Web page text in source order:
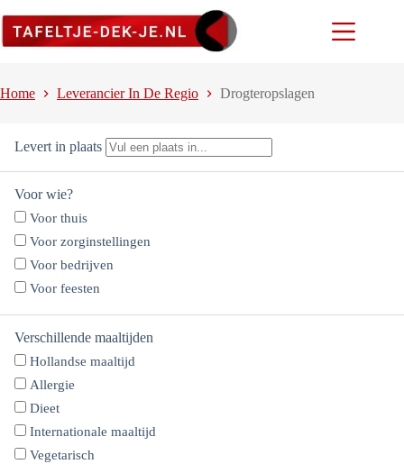
naar
Home Leverancier In De Regio Drogteropslagen
Levert in plaats
Voor wie?
Voor thuis
Voor zorginstellingen
Voor bedrijven
Voor feesten
Verschillende maaltijden
Hollandse maaltijd
Allergie
Dieet
Internationale maaltijd
Vegetarisch